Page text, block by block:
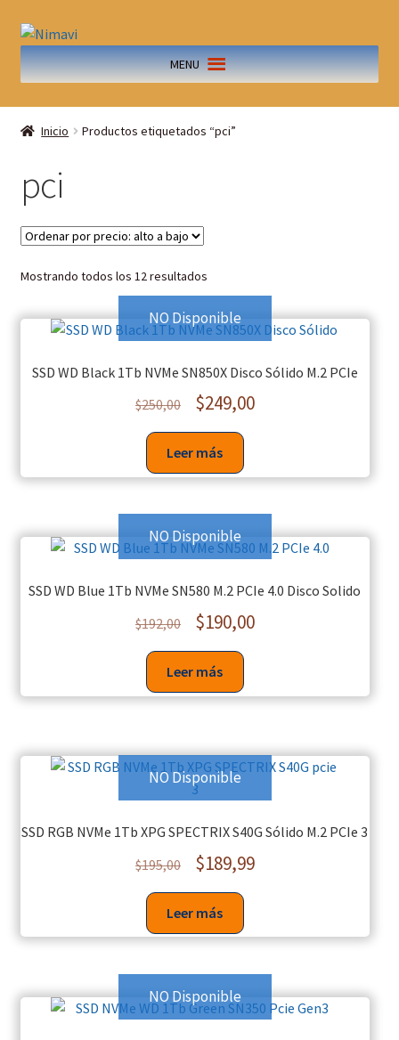
MENU
Inicio Productos etiquetados “pci”
pci
Mostrando todos los 12 resultados
NO Disponible
SSD WD Black 1Tb NVMe SN850X Disco Sólido M.2 PCIe
$250,00 $249,00
Leer más
NO Disponible
SSD WD Blue 1Tb NVMe SN580 M.2 PCIe 4.0 Disco Solido
$192,00 $190,00
Leer más
NO Disponible
SSD RGB NVMe 1Tb XPG SPECTRIX S40G Sólido M.2 PCIe 3
$195,00 $189,99
Leer más
NO Disponible